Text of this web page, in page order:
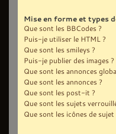
Mise en forme et types
Que sont les BBCodes ?
Puis-je utiliser le HTML ?
Que sont les smileys ?
Puis-je publier des images ?
Que sont les annonces
Que sont les annonces ?
Que sont les post-it ?
Que sont les sujets
Que sont les icônes de sujet